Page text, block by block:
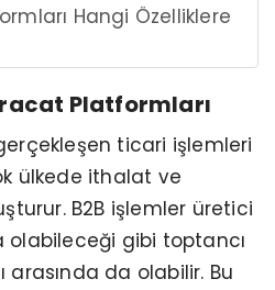
Hangi Özelliklere
Platformları
ticari işlemleri
ülkede ithalat ve
B2B işlemler üretici
olabileceği gibi toptancı
arasında da olabilir. Bu